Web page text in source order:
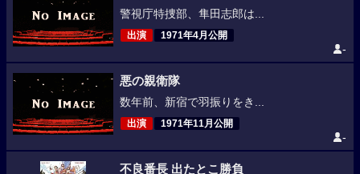
警視庁特捜部、隼田志郎は...
出演 1971年4月公開
-
悪の親衛隊
数年前、新宿で羽振りをき...
出演 1971年11月公開
-
不良番長 出たとこ勝負